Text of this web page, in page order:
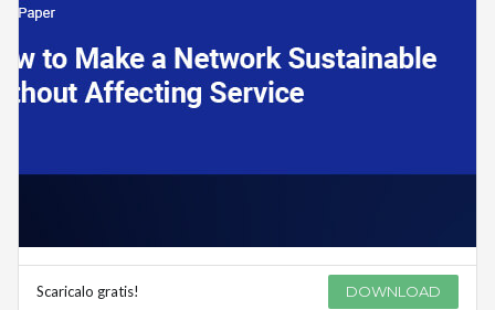
Scaricalo gratis! DOWNLOAD